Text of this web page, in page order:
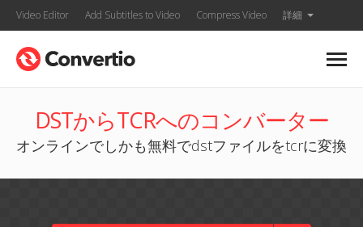
Video Editor Add Subtitles to Video Compress Video 詳細
DSTからTCRへのコンバーター
オンラインでしかも無料でdstファイルをtcrに変換